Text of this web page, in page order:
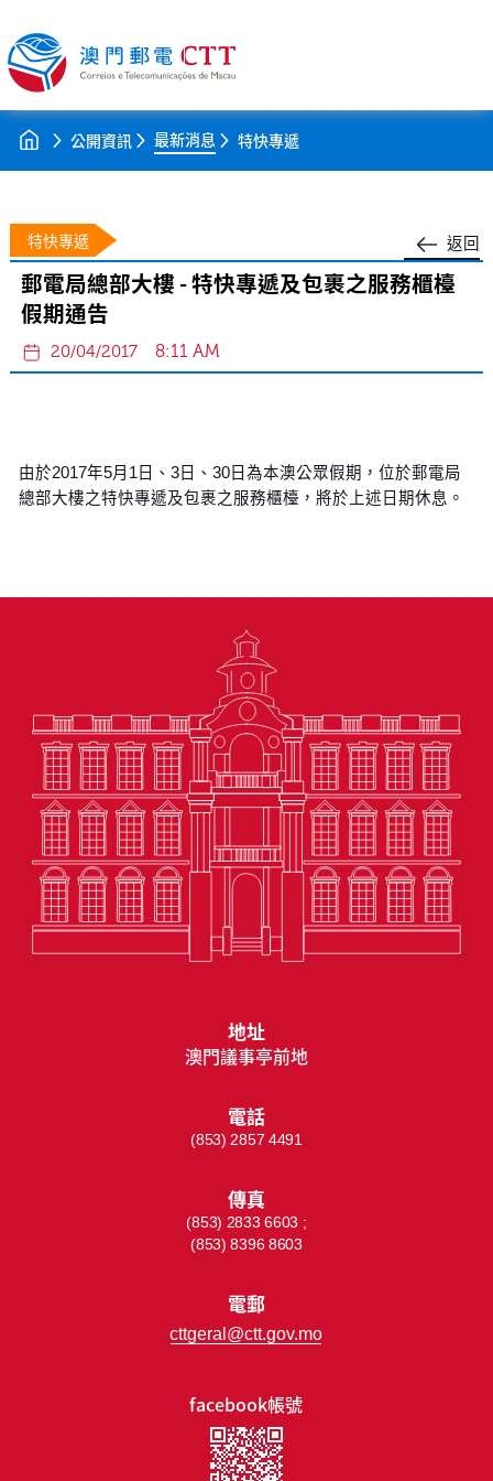
公開資訊 最新消息 特快專遞
返回
特快專遞
郵電局總部大樓 - 特快專遞及包裹之服務櫃檯
假期通告
20/04/2017 8:11 AM
由於2017年5月1日、3日、30日為本澳公眾假期，位於郵電局
總部大樓之特快專遞及包裹之服務櫃檯，將於上述日期休息。
facebook帳號
地址
澳門議事亭前地
電話
(853) 2857 4491
傳真
(853) 2833 6603 ;
(853) 8396 8603
電郵
cttgeral@ctt.gov.mo